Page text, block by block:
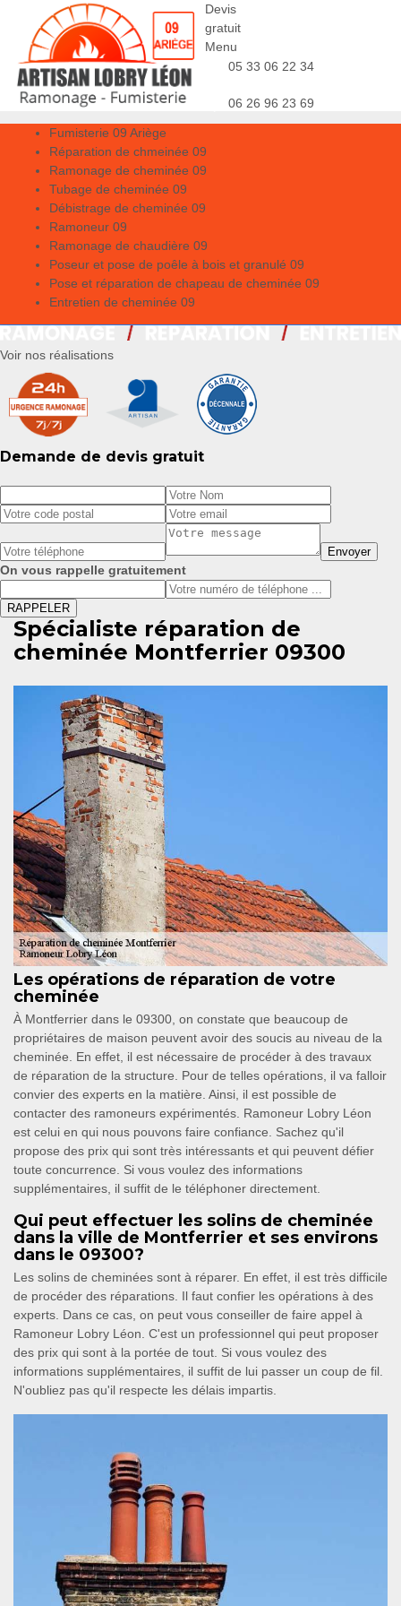
Devis
gratuit
Menu
05 33 06 22 34
06 26 96 23 69
Fumisterie 09 Ariège
Réparation de chmeinée 09
Ramonage de cheminée 09
Tubage de cheminée 09
Débistrage de cheminée 09
Ramoneur 09
Ramonage de chaudière 09
Poseur et pose de poêle à bois et granulé 09
Pose et réparation de chapeau de cheminée 09
Entretien de cheminée 09
Voir nos réalisations
Demande de devis gratuit
On vous rappelle gratuitement
Spécialiste réparation de
cheminée Montferrier 09300
Les opérations de réparation de votre
cheminée
À Montferrier dans le 09300, on constate que beaucoup de
propriétaires de maison peuvent avoir des soucis au niveau de la
cheminée. En effet, il est nécessaire de procéder à des travaux
de réparation de la structure. Pour de telles opérations, il va falloir
convier des experts en la matière. Ainsi, il est possible de
contacter des ramoneurs expérimentés. Ramoneur Lobry Léon
est celui en qui nous pouvons faire confiance. Sachez qu'il
propose des prix qui sont très intéressants et qui peuvent défier
toute concurrence. Si vous voulez des informations
supplémentaires, il suffit de le téléphoner directement.
Qui peut effectuer les solins de cheminée
dans la ville de Montferrier et ses environs
dans le 09300?
Les solins de cheminées sont à réparer. En effet, il est très difficile
de procéder des réparations. Il faut confier les opérations à des
experts. Dans ce cas, on peut vous conseiller de faire appel à
Ramoneur Lobry Léon. C'est un professionnel qui peut proposer
des prix qui sont à la portée de tout. Si vous voulez des
informations supplémentaires, il suffit de lui passer un coup de fil.
N'oubliez pas qu'il respecte les délais impartis.